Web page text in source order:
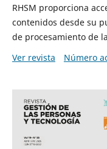
RHSM proporciona
contenidos desde su
de procesamiento de
Ver revista
Número